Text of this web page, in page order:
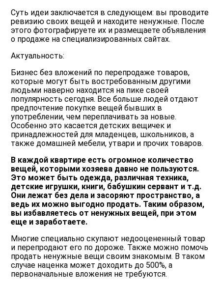
Суть идеи заключается в следующем: вы проводите
ревизию своих вещей и находите ненужные. После
этого фотографируете их и размещаете объявления
о продаже на специализированных сайтах.
Актуальность:
Бизнес без вложений по перепродаже товаров,
которые могут быть востребованным другими
людьми наверно находится на пике своей
популярность сегодня. Все больше людей отдают
предпочтение покупке вещей бывших в
употреблении, чем переплачивать за новые.
Особенно это касается детских вещичек и
принадлежностей для младенцев, школьников, а
также домашней мебели, утвари и прочих товаров.
В каждой квартире есть огромное количество
вещей, которыми хозяева давно не пользуются.
Это может быть одежда, различная техника,
детские игрушки, книги, бабушкин сервант и т.д.
Они лежат без дела и засоряют пространство, а
ведь их можно выгодно продать. Таким образом,
вы избавляетесь от ненужных вещей, при этом
еще и заработаете.
Многие специально скупают недооцененный товар
и перепродают его по дороже. Также можно помочь
продать ненужные вещи своим знакомым. В таком
случае наценка может доходить до 500%, а
первоначальные вложения не требуются.